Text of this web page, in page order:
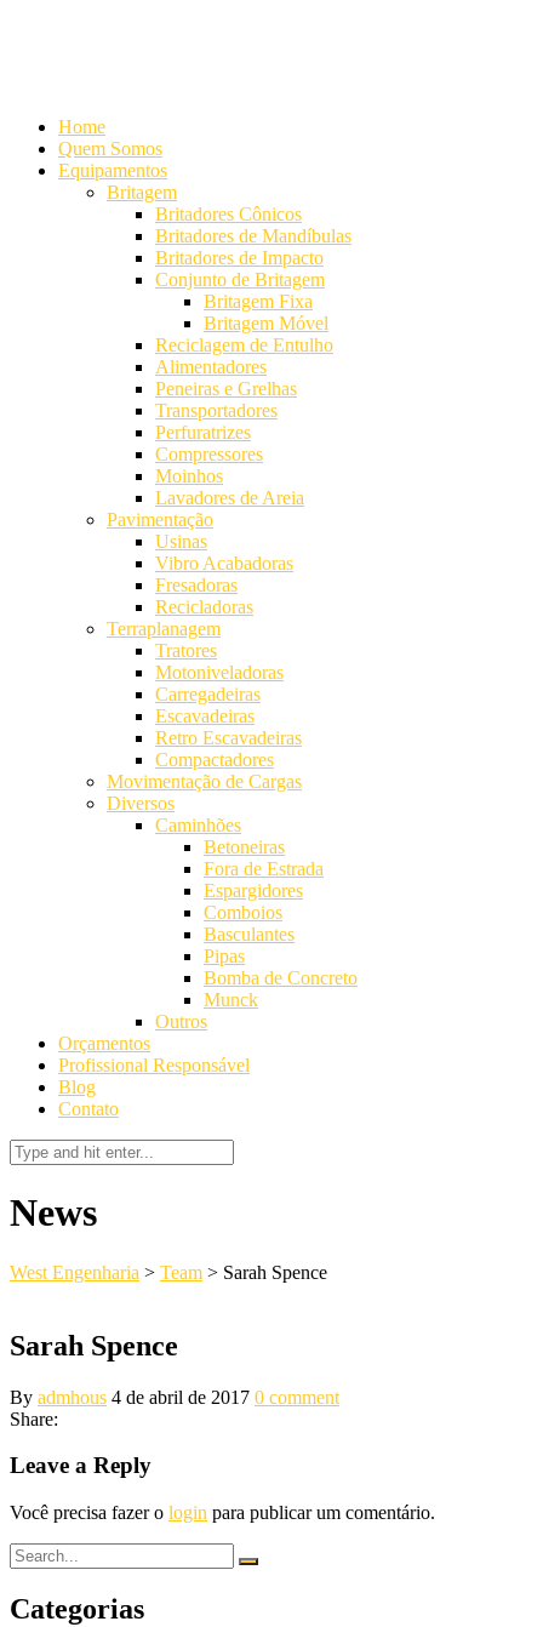
Home
Quem Somos
Equipamentos
Britagem
Britadores Cônicos
Britadores de Mandíbulas
Britadores de Impacto
Conjunto de Britagem
Britagem Fixa
Britagem Móvel
Reciclagem de Entulho
Alimentadores
Peneiras e Grelhas
Transportadores
Perfuratrizes
Compressores
Moinhos
Lavadores de Areia
Pavimentação
Usinas
Vibro Acabadoras
Fresadoras
Recicladoras
Terraplanagem
Tratores
Motoniveladoras
Carregadeiras
Escavadeiras
Retro Escavadeiras
Compactadores
Movimentação de Cargas
Diversos
Caminhões
Betoneiras
Fora de Estrada
Espargidores
Comboios
Basculantes
Pipas
Bomba de Concreto
Munck
Outros
Orçamentos
Profissional Responsável
Blog
Contato
News
West Engenharia > Team > Sarah Spence
Sarah Spence
By admhous 4 de abril de 2017 0 comment
Share:
Leave a Reply
Você precisa fazer o login para publicar um comentário.
Categorias